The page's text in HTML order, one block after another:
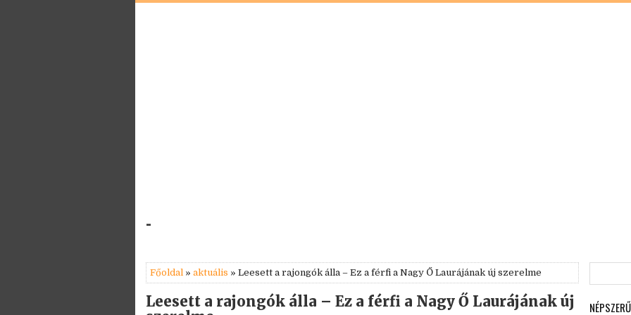
-
Főoldal » aktuális » Leesett a rajongók álla – Ez a férfi a Nagy Ő Laurájának új szerelme
Leesett a rajongók álla – Ez a férfi a Nagy Ő Laurájának új